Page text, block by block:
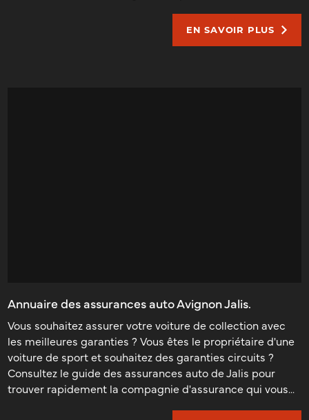
EN SAVOIR PLUS
Annuaire des assurances auto Avignon Jalis.
Vous souhaitez assurer votre voiture de collection avec
les meilleures garanties ? Vous êtes le propriétaire d'une
voiture de sport et souhaitez des garanties circuits ?
Consultez le guide des assurances auto de Jalis pour
trouver rapidement la compagnie d'assurance qui vous...